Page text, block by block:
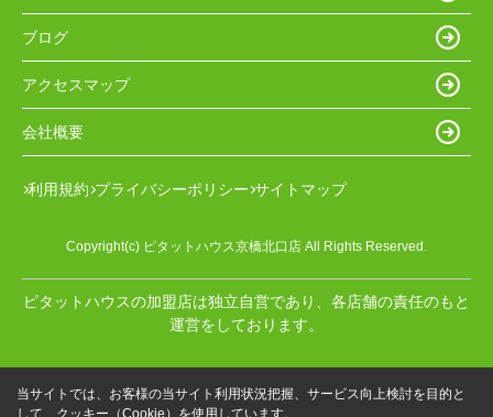
ブログ
アクセスマップ
会社概要
利用規約 プライバシーポリシー サイトマップ
Copyright(c) ピタットハウス京橋北口店 All Rights Reserved.
ピタットハウスの加盟店は独立自営であり、各店舗の責任のもと
運営をしております。
当サイトでは、お客様の当サイト利用状況把握、サービス向上検討を目的と
して、クッキー（Cookie）を使用しています。